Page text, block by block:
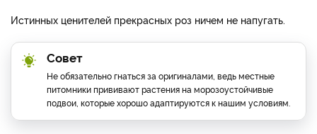
Истинных ценителей прекрасных роз ничем не напугать.
Совет
Не обязательно гнаться за оригиналами, ведь местные
питомники прививают растения на морозоустойчивые
подвои, которые хорошо адаптируются к нашим условиям.